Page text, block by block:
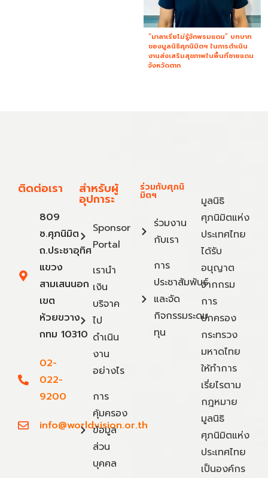
“มาลาเรียไม่รู้จักพรมแดน” บทบาท
ของมูลนิธิศุภนิมิตฯ ในการดำเนิน
งานส่งเสริมสุขภาพในพื้นที่ชายแดน
จังหวัดตาก
ติดต่อเรา
809
ซ.ศุภนิมิต
ถ.ประชาอุทิศ
แขวง
สามเสนนอก
เขต
ห้วยขวาง
กทม 10310
02-
022-
9200
info@worldvision.or.th
สำหรับผู้
อุปการะ
Sponsor
Portal
เรานำ
เงิน
บริจาค
ไป
ดำเนิน
งาน
อย่างไร
การ
คุ้มครอง
ข้อมูล
ส่วน
บุคคล
ร่วมกับศุภนิ
มิตฯ
ร่วมงาน
กับเรา
การ
ประชาสัมพันธ์
และจัด
กิจกรรมระดม
ทุน
มูลนิธิ
ศุภนิมิตแห่ง
ประเทศไทย
ได้รับ
อนุญาต
จากกรม
การ
ปกครอง
กระทรวง
มหาดไทย
ให้ทำการ
เรี่ยไรตาม
กฎหมาย
มูลนิธิ
ศุภนิมิตแห่ง
ประเทศไทย
เป็นองค์กร